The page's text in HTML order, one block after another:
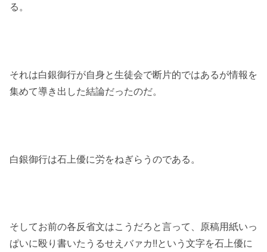
る。
それは白銀御行が自身と生徒会で断片的ではあるが情報を
集めて導き出した結論だったのだ。
白銀御行は石上優に労をねぎらうのである。
そしてお前の各反省文はこうだろと言って、原稿用紙いっ
ぱいに殴り書いたうるせえバァカ!!という文字を石上優に